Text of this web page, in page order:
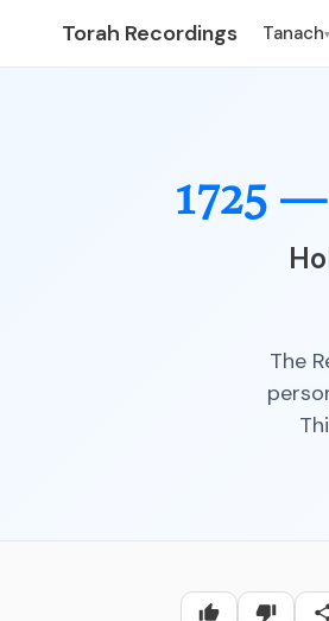
Torah Recordings Tanach▾
1725 —
The